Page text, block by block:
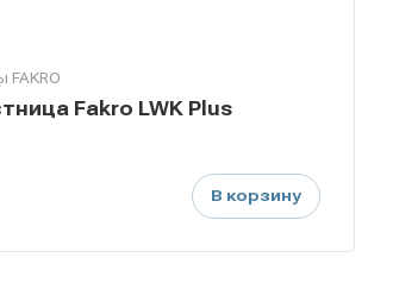
Fakro LWK Plus
В корзину